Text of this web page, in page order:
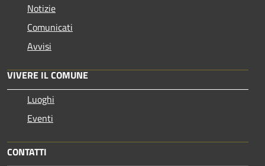
Notizie
Comunicati
Avvisi
VIVERE IL COMUNE
Luoghi
Eventi
CONTATTI